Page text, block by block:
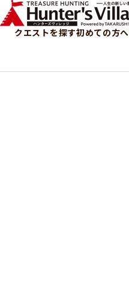
クエストを探す初めての方へ